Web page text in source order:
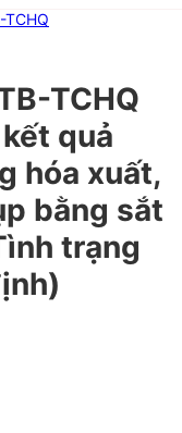
TCHQ
quả
hóa xuất,
bằng sắt
trạng